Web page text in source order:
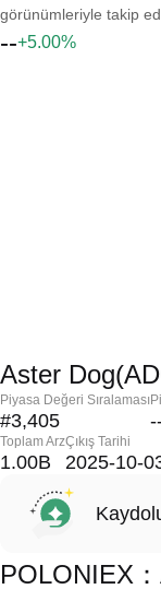
görünümleriyle takip
--+5.00%
Aster
Piyasa Değeri Sıralaması
#3,405
Toplam Arz
1.00B
Çıkış Tarihi
2025-10-
POLONIEX